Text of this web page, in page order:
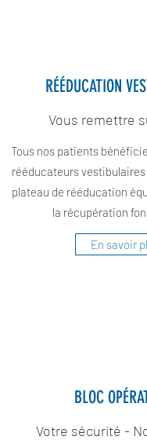
RÉÉDUCATION
Vous remettre
Tous nos patients
rééducateurs
plateau de rééducation
la récupération
En savoir
BLOC
Votre sécurité -